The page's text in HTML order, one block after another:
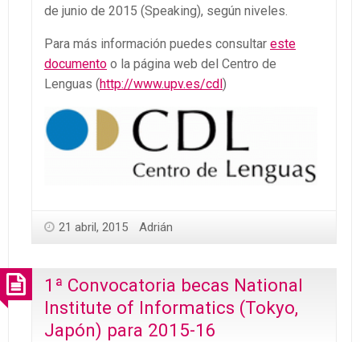
de junio de 2015 (Speaking), según niveles.
Para más información puedes consultar este
documento o la página web del Centro de
Lenguas (http://www.upv.es/cdl)
21 abril, 2015 Adrián
1ª Convocatoria becas National
Institute of Informatics (Tokyo,
Japón) para 2015-16